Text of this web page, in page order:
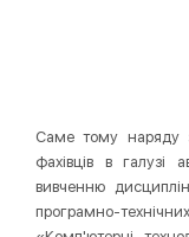
Саме тому наряду
фахівців в галузі
вивченню
програмно-